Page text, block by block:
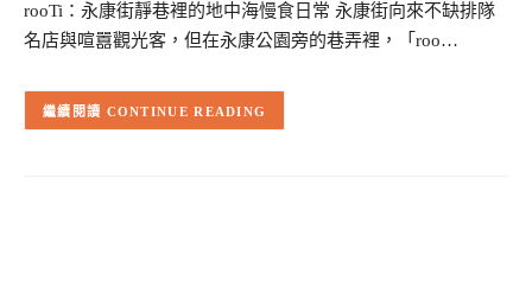
rooTi：永康街靜巷裡的地中海慢食日常 永康街向來不缺排隊
名店與喧囂觀光客，但在永康公園旁的巷弄裡，「roo…
CONTINUE READING